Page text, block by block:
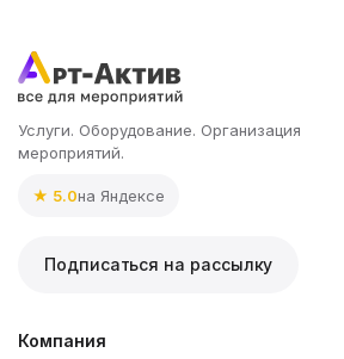
Услуги. Оборудование. Организация
мероприятий.
★ 5.0на Яндексе
Подписаться на рассылку
Компания